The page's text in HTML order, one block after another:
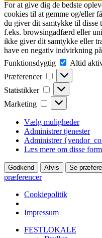
For at give dig de bedste
cookies til at gemme og/eller
du giver dit samtykke til disse
f.eks. browsingadfærd eller
ikke giver dit samtykke eller
have en negativ indvirkning
Funktionsdygtig
Altid
Præferencer
Præferencer
Statistikker Statistikker
Marketing Marketing
Vælg muligheder
Administrer tjenester
Administrer
Læs mere om disse
Godkend Afvis Se
præferencer
Cookiepolitik
Impressum
Skip
FESTLOKALE